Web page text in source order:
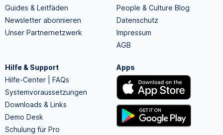
Guides & Leitfäden
Newsletter abonnieren
Unser Partnernetzwerk
People & Culture Blog
Datenschutz
Impressum
AGB
Hilfe & Support
Hilfe-Center | FAQs
Systemvoraussetzungen
Downloads & Links
Demo Desk
Schulung für Pro
Apps